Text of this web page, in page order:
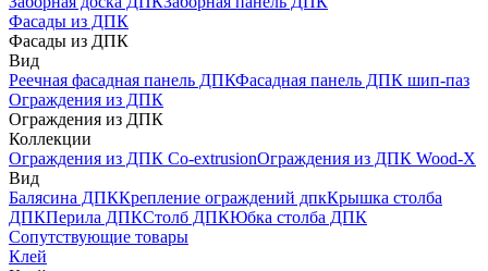
Фасады из ДПК
Фасады из ДПК
Вид
Реечная фасадная панель ДПКФасадная панель ДПК шип-паз
Ограждения из ДПК
Ограждения из ДПК
Коллекции
Ограждения из ДПК Co-extrusionОграждения из ДПК Wood-X
Вид
Балясина ДПККрепление ограждений дпкКрышка столба
ДПКПерила ДПКСтолб ДПКЮбка столба ДПК
Сопутствующие товары
Клей